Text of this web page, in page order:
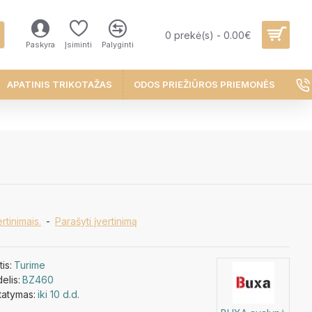
Paskyra Įsiminti Palyginti
0 prekė(s) - 0.00€
APATINIS TRIKOTAŽAS ODOS PRIEŽIŪROS PRIEMONĖS
- Parašyti įvertinimą
Turime
BZ460
iki 10 d.d.